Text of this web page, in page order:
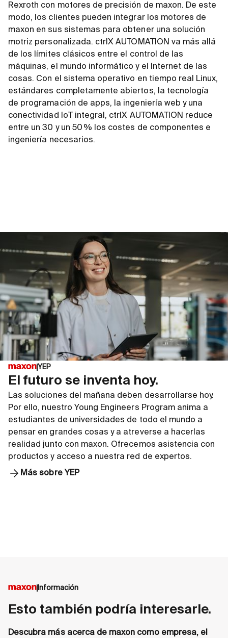
Rexroth con motores de precisión de maxon. De este
modo, los clientes pueden integrar los motores de
maxon en sus sistemas para obtener una solución
motriz personalizada. ctrlX AUTOMATION va más allá
de los límites clásicos entre el control de las
máquinas, el mundo informático y el Internet de las
cosas. Con el sistema operativo en tiempo real Linux,
estándares completamente abiertos, la tecnología
de programación de apps, la ingeniería web y una
conectividad IoT integral, ctrlX AUTOMATION reduce
entre un 30 y un 50 % los costes de componentes e
ingeniería necesarios.
YEP
El futuro se inventa hoy.
Las soluciones del mañana deben desarrollarse hoy.
Por ello, nuestro Young Engineers Program anima a
estudiantes de universidades de todo el mundo a
pensar en grandes cosas y a atreverse a hacerlas
realidad junto con maxon. Ofrecemos asistencia con
productos y acceso a nuestra red de expertos.
Más sobre YEP
Información
Esto también podría interesarle.
Descubra más acerca de maxon como empresa, el